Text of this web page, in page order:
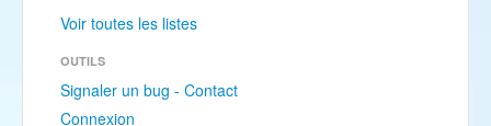
Voir toutes les listes
OUTILS
Signaler un bug - Contact
Connexion